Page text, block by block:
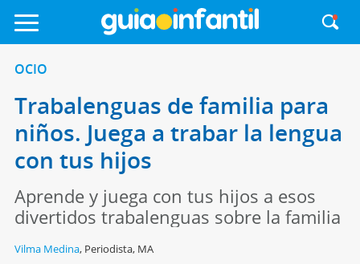
OCIO
Trabalenguas de familia para
niños. Juega a trabar la lengua
con tus hijos
Aprende y juega con tus hijos a esos
divertidos trabalenguas sobre la familia
Vilma Medina, Periodista, MA